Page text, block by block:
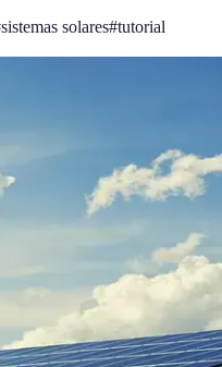
sistemas solares#tutorial